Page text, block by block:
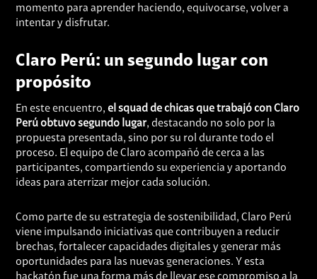
momento para aprender haciendo, equivocarse, volver a
intentar y disfrutar.
Claro Perú: un segundo lugar con
propósito
En este encuentro,el squad de chicas que trabajó con Claro
Perú obtuvo segundo lugar, destacando no solo por la
propuesta presentada, sino por su rol durante todo el
proceso. El equipo de Claro acompañó de cerca a las
participantes, compartiendo su experiencia y aportando
ideas para aterrizar mejor cada solución.
Como parte de su estrategia de sostenibilidad, Claro Perú
viene impulsando iniciativas que contribuyen a reducir
brechas, fortalecer capacidades digitales y generar más
oportunidades para las nuevas generaciones. Y esta